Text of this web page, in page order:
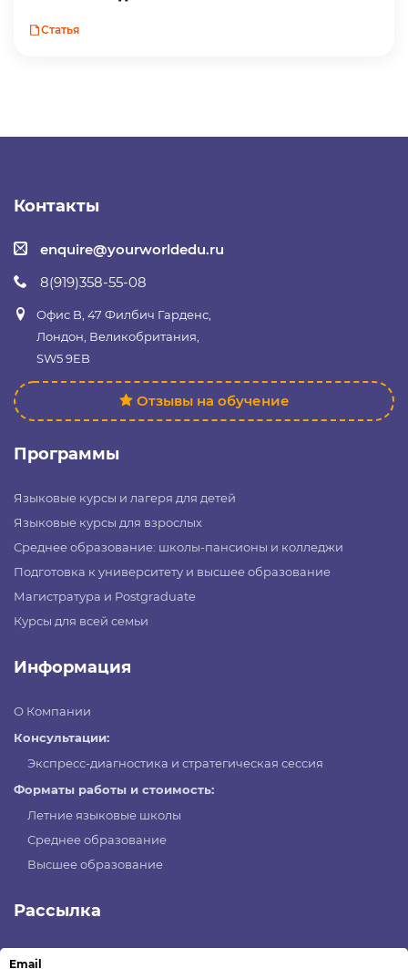
Статья
Контакты
enquire@yourworldedu.ru
8(919)358-55-08
Офис B, 47 Филбич Гарденс,
Лондон, Великобритания,
SW5 9EB
Отзывы на обучение
Программы
Языковые курсы и лагеря для детей
Языковые курсы для взрослых
Среднее образование: школы-пансионы и колледжи
Подготовка к университету и высшее образование
Магистратура и Postgraduate
Курсы для всей семьи
Информация
О Компании
Консультации:
Экспресс-диагностика и стратегическая сессия
Форматы работы и стоимость:
Летние языковые школы
Среднее образование
Высшее образование
Рассылка
Email